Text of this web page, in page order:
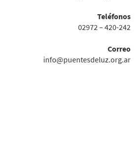
Teléfonos
02972 – 420-242
Correo
info@puentesdeluz.org.ar